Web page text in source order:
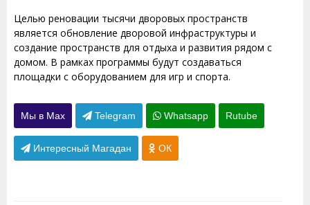
Целью реновации тысячи дворовых пространств
является обновление дворовой инфраструктуры и
создание пространств для отдыха и развития рядом с
домом. В рамках программы будут создаваться
площадки с оборудованием для игр и спорта.
Мы в Max Telegram Whatsapp Rutube
Интересный Магадан ОК